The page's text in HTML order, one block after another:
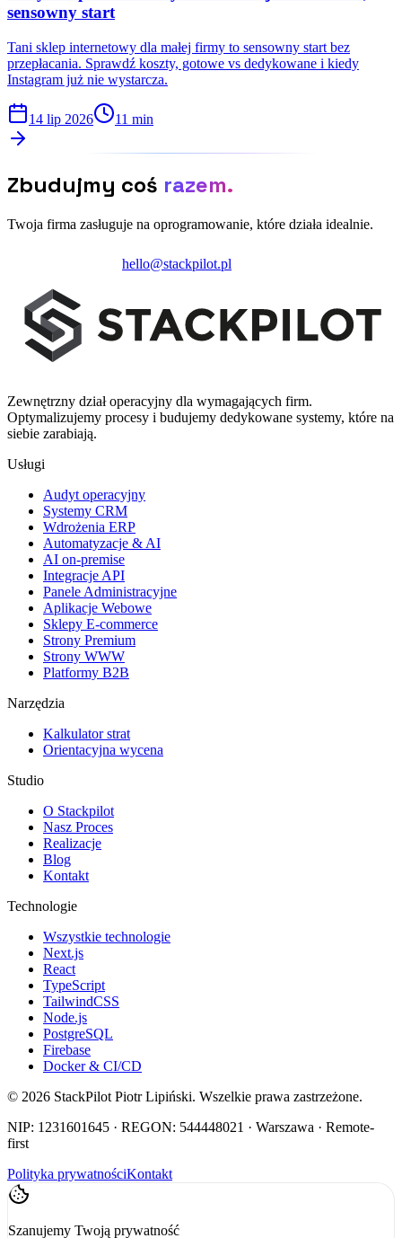
sensowny start
Tani sklep internetowy dla małej firmy to sensowny start bez
przepłacania. Sprawdź koszty, gotowe vs dedykowane i kiedy
Instagram już nie wystarcza.
14 lip 2026 11 min
Zbudujmy coś razem.
Twoja firma zasługuje na oprogramowanie, które działa idealnie.
hello@stackpilot.pl
Zewnętrzny dział operacyjny dla wymagających firm.
Optymalizujemy procesy i budujemy dedykowane systemy, które na
siebie zarabiają.
Usługi
Audyt operacyjny
Systemy CRM
Wdrożenia ERP
Automatyzacje & AI
AI on-premise
Integracje API
Panele Administracyjne
Aplikacje Webowe
Sklepy E-commerce
Strony Premium
Strony WWW
Platformy B2B
Narzędzia
Kalkulator strat
Orientacyjna wycena
Studio
O Stackpilot
Nasz Proces
Realizacje
Blog
Kontakt
Technologie
Wszystkie technologie
Next.js
React
TypeScript
TailwindCSS
Node.js
PostgreSQL
Firebase
Docker & CI/CD
© 2026 StackPilot Piotr Lipiński. Wszelkie prawa zastrzeżone.
NIP: 1231601645 · REGON: 544448021 · Warszawa · Remote-
first
Polityka prywatnościKontakt
Szanujemy Twoją prywatność